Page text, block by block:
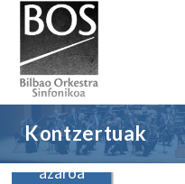
Kontzertuak
18
azaroa